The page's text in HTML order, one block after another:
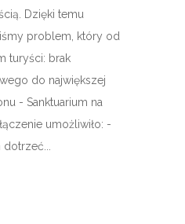
Dzięki temu
problem, który od
turyści: brak
do największej
- Sanktuarium na
umożliwiło: -